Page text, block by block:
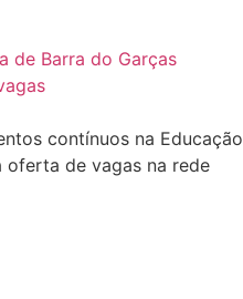
contínuos na Educação
oferta de vagas na rede